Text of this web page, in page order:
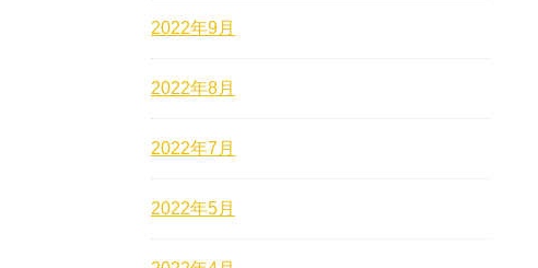
2022年9月
2022年8月
2022年7月
2022年5月